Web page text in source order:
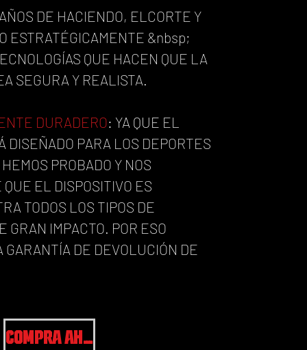
DE HACIENDO, EL CORTE Y
ESTRATÉGICAMENTE &nbsp;
QUE HACEN QUE LA
SEGURA Y REALISTA.
DURADERO: YA QUE EL
DISEÑADO PARA LOS DEPORTES
PROBADO Y NOS
EL DISPOSITIVO ES
TODOS LOS TIPOS DE
GRAN IMPACTO. POR ESO
GARANTÍA DE DEVOLUCIÓN DE
COMPRA AHORA